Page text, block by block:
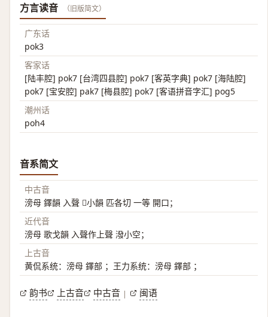
方言读音 （旧版简文）
广东话
pok3
客家话
[陆丰腔] pok7 [台湾四县腔] pok7 [客英字典] pok7 [海陆腔]
pok7 [宝安腔] pak7 [梅县腔] pok7 [客语拼音字汇] pog5
潮州话
poh4
音系简文
中古音
滂母 鐸韻 入聲 𩔈小韻 匹各切 一等 開口；
近代音
滂母 歌戈韻 入聲作上聲 潑小空；
上古音
黄侃系统：滂母 鐸部 ；王力系统：滂母 鐸部 ；
韵书 上古音 中古音 | 闽语